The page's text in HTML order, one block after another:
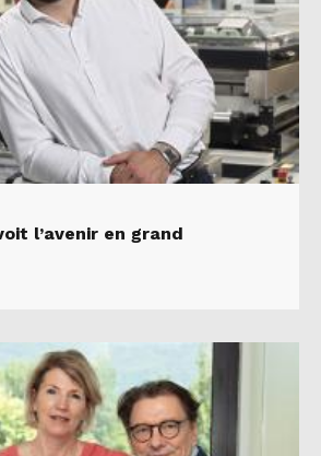
l’avenir en grand